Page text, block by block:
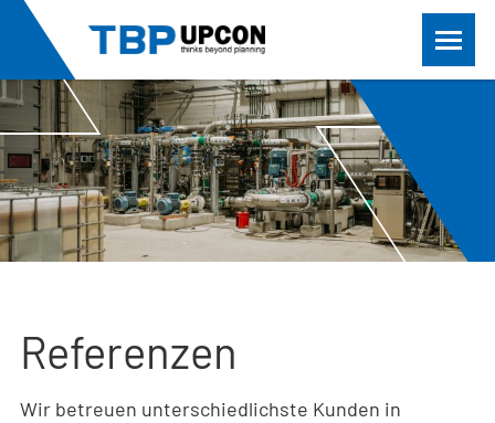
Referenzen
Wir betreuen unterschiedlichste Kunden in